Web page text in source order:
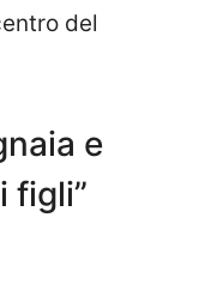
del
e
figli”